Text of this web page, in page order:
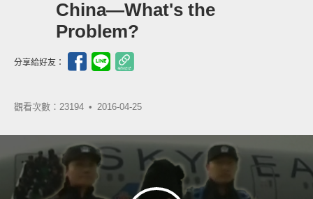
China—What's the
Problem?
分享給好友：
觀看次數：23194 • 2016-04-25